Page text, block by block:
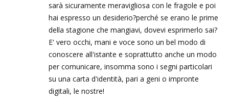
sarà sicuramente meravigliosa con le fragole e poi
hai espresso un desiderio?perché se erano le prime
della stagione che mangiavi, dovevi esprimerlo sai?
E' vero occhi, mani e voce sono un bel modo di
conoscere all'istante e soprattutto anche un modo
per comunicare, insomma sono i segni particolari
su una carta d'identità, pari a geni o impronte
digitali, le nostre!